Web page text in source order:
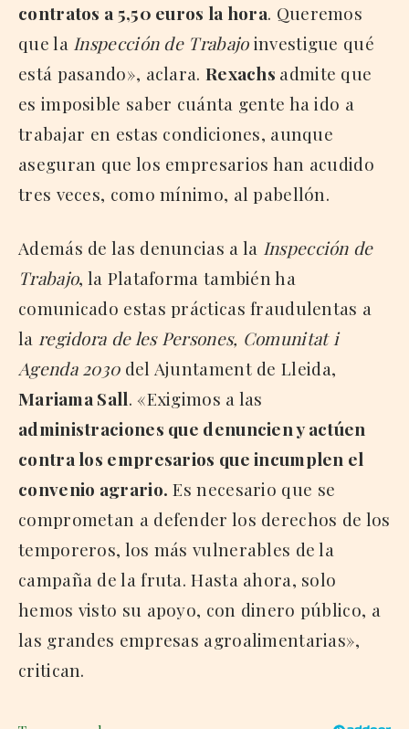
contratos a 5,50 euros la hora. Queremos
que la Inspección de Trabajoinvestigue qué
está pasando», aclara. Rexachs admite que
es imposible saber cuánta gente ha ido a
trabajar en estas condiciones, aunque
aseguran que los empresarios han acudido
tres veces, como mínimo, al pabellón.
Además de las denuncias a la Inspección de
Trabajo, la Plataforma también ha
comunicado estas prácticas fraudulentas a
la regidora de les Persones, Comunitat i
Agenda 2030del Ajuntament de Lleida,
Mariama Sall. «Exigimos a las
administraciones que denuncien y actúen
contra los empresarios que incumplen el
convenio agrario. Es necesario que se
comprometan a defender los derechos de los
temporeros, los más vulnerables de la
campaña de la fruta. Hasta ahora, solo
hemos visto su apoyo, con dinero público, a
las grandes empresas agroalimentarias»,
critican.